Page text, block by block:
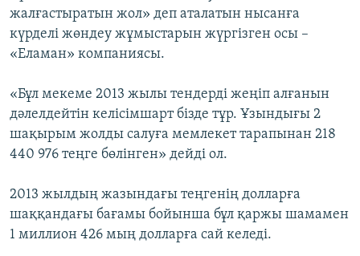
жалғастыратын жол» деп аталатын нысанға
күрделі жөндеу жұмыстарын жүргізген осы –
«Еламан» компаниясы.
«Бұл мекеме 2013 жылы тендерді жеңіп алғанын
дәлелдейтін келісімшарт бізде тұр. Ұзындығы 2
шақырым жолды салуға мемлекет тарапынан 218
440 976 теңге бөлінген» дейді ол.
2013 жылдың жазындағы теңгенің долларға
шаққандағы бағамы бойынша бұл қаржы шамамен
1 миллион 426 мың долларға сай келеді.